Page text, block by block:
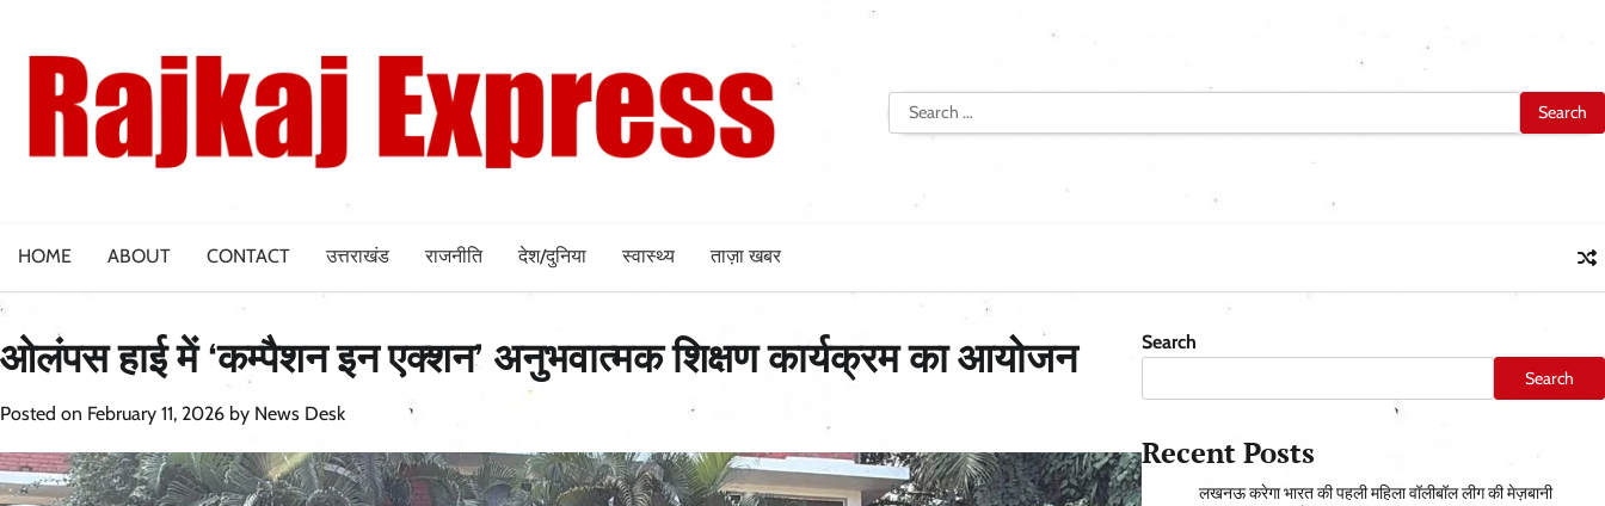
content
Search
for:
HOME ABOUT CONTACT उत्तराखंड राजनीति देश/दुनिया स्वास्थ्य ताज़ा खबर
ओलंपस हाई में ‘कम्पैशन इन एक्शन’ अनुभवात्मक शिक्षण कार्यक्रम का आयोजन
Posted on February 11, 2026 by News Desk
Search
Search
Recent Posts
लखनऊ करेगा भारत की पहली महिला वॉलीबॉल लीग की मेज़बानी